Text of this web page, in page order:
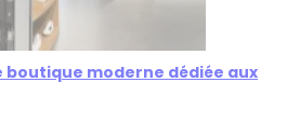
boutique moderne dédiée aux